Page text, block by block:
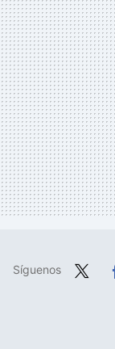
Síguenos